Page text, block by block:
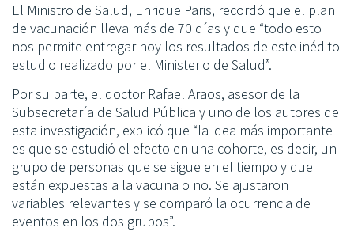
El Ministro de Salud, Enrique Paris, recordó que el plan
de vacunación lleva más de 70 días y que “todo esto
nos permite entregar hoy los resultados de este inédito
estudio realizado por el Ministerio de Salud”.
Por su parte, el doctor Rafael Araos, asesor de la
Subsecretaría de Salud Pública y uno de los autores de
esta investigación, explicó que “la idea más importante
es que se estudió el efecto en una cohorte, es decir, un
grupo de personas que se sigue en el tiempo y que
están expuestas a la vacuna o no. Se ajustaron
variables relevantes y se comparó la ocurrencia de
eventos en los dos grupos”.